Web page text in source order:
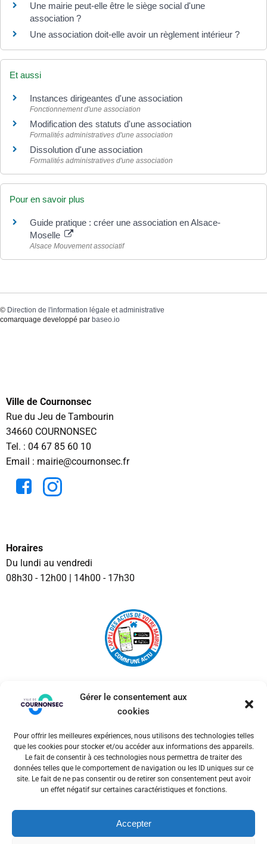
Gérer le consentement aux
cookies
Pour offrir les meilleures expériences, nous utilisons des technologies telles
que les cookies pour stocker et/ou accéder aux informations des appareils.
Le fait de consentir à ces technologies nous permettra de traiter des
données telles que le comportement de navigation ou les ID uniques sur ce
site. Le fait de ne pas consentir ou de retirer son consentement peut avoir
un effet négatif sur certaines caractéristiques et fonctions.
Accepter
Une mairie peut-elle être le siège social d'une
association ?
Une association doit-elle avoir un règlement intérieur ?
Et aussi
Instances dirigeantes d'une association
Fonctionnement d'une association
Modification des statuts d'une association
Formalités administratives d'une association
Dissolution d'une association
Formalités administratives d'une association
Pour en savoir plus
Guide pratique : créer une association en Alsace-
Moselle
Alsace Mouvement associatif
© Direction de l'information légale et administrative
comarquage developpé par baseo.io
Ville de Cournonsec
Rue du Jeu de Tambourin
34660 COURNONSEC
Tel. : 04 67 85 60 10
Email : mairie@cournonsec.fr
Horaires
Du lundi au vendredi
08h30 - 12h00 | 14h00 - 17h30
© 2026 Ville de Cournonsec. Un service proposé par
Comm'un Site
Mentions légales